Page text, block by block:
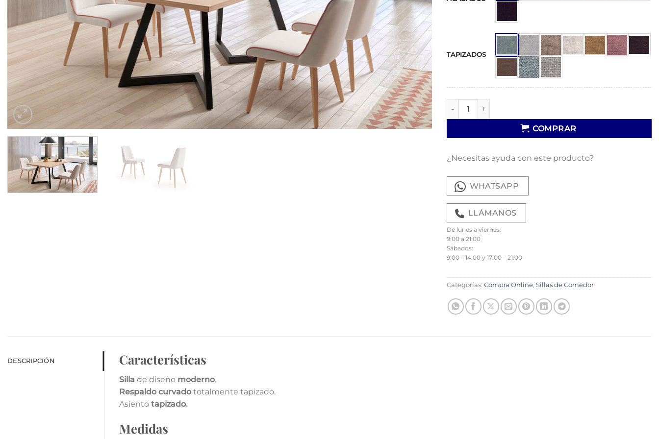
TAPIZADOS
Silla 274 cantidad
COMPRAR
¿Necesitas ayuda con este producto?
WHATSAPP
LLÁMANOS
De lunes a viernes:
9:00 a 21:00
Sábados:
9:00 – 14:00 y 17:00 – 21:00
Categorías: Compra Online, Sillas de Comedor
DESCRIPCIÓN Características
Sillade diseño moderno.
Respaldo curvado totalmente tapizado.
Asientotapizado.
Medidas